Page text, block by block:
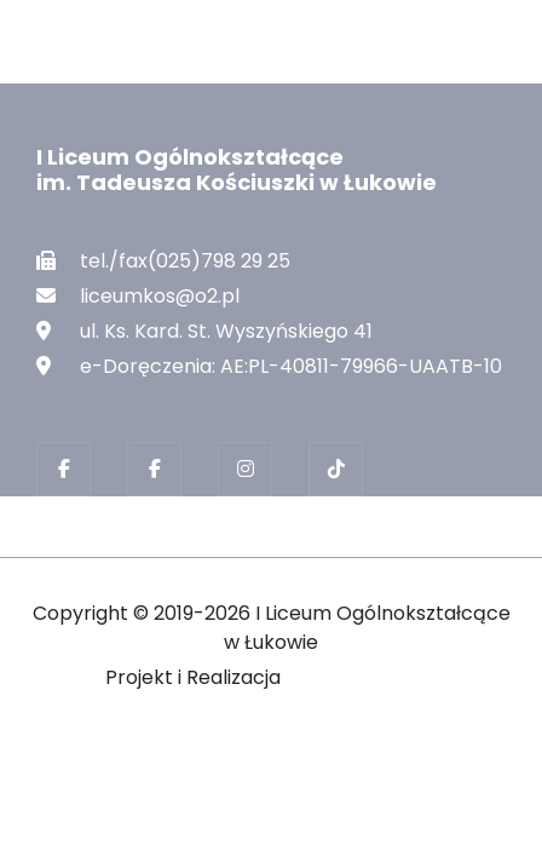
I Liceum Ogólnokształcące
im. Tadeusza Kościuszki w Łukowie
tel./fax(025)798 29 25
liceumkos@o2.pl
ul. Ks. Kard. St. Wyszyńskiego 41
e-Doręczenia: AE:PL-40811-79966-UAATB-10
Copyright © 2019-2026 I Liceum Ogólnokształcące
w Łukowie
Projekt i Realizacja